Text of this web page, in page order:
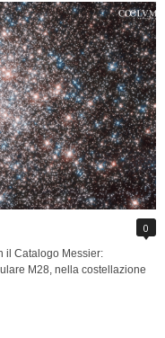
0
il Catalogo Messier:
M28, nella costellazione